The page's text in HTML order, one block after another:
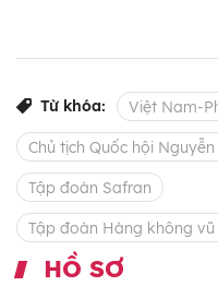
Từ khóa: Việt Nam-
Chủ tịch Quốc hội
Tập đoàn Safran
Tập đoàn Hàng không
HỒ SƠ